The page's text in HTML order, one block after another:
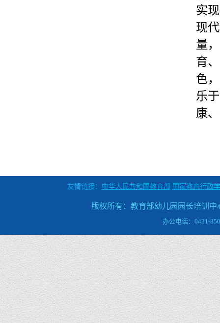
实
现
量
育
色
乐
康
友情链接： 中华人民共和国教育部 国家教育行政
版权所有：教育部幼儿园园长培训中
办公电话：0431-